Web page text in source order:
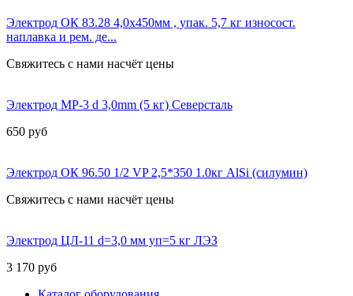
Электрод ОК 83.28 4,0х450мм , упак. 5,7 кг износост.
наплавка и рем. де...
Свяжитесь с нами насчёт цены
Электрод МР-3 d 3,0mm (5 кг) Северсталь
650 руб
Электрод ОК 96.50 1/2 VP 2,5*350 1.0кг AlSi (силумин)
Свяжитесь с нами насчёт цены
Электрод ЦЛ-11 d=3,0 мм уп=5 кг ЛЭЗ
3 170 руб